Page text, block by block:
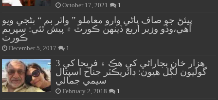
October 17, 2021 1
پيئڻ جو صاف پاڻي وارو معاملو ” واٽر بم “ بڻجي ويو
آهي،وڏو وزير اربع ڏينهن ڪورٽ ۾ پيش ٿئي: سپريم
ڪورٽ
December 5, 2017 1
هزار خان بجاراڻي کي هڪ ۽ فريحا کي 3
گوليون لڳل هيون: ڊائريڪٽر جناح اسپتال
سيمي جمالي
February 2, 2018 1